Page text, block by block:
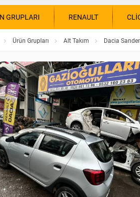
GRUPLARI RENAULT
Ürün Grupları Alt Takım Dacia